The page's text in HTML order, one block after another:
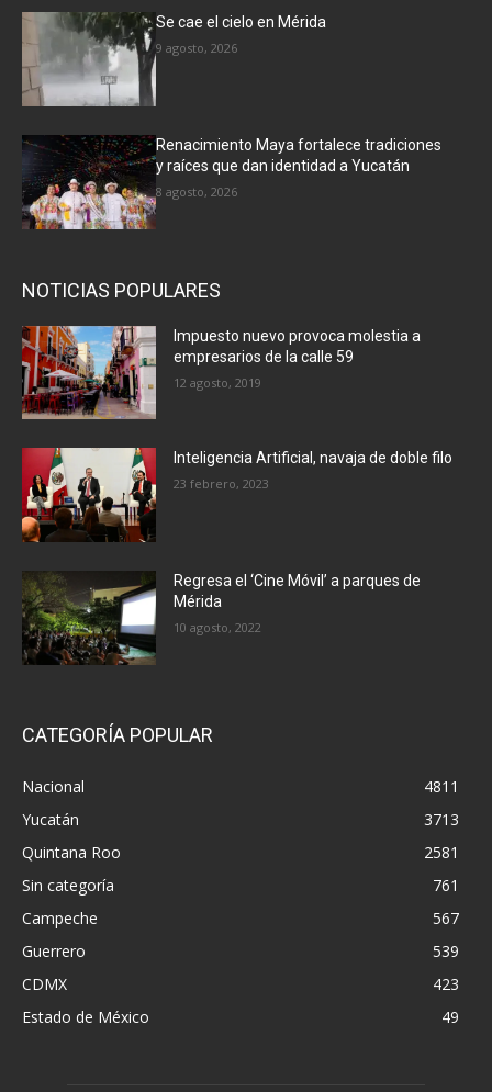
Se cae el cielo en Mérida
9 agosto, 2026
Renacimiento Maya fortalece tradiciones
y raíces que dan identidad a Yucatán
8 agosto, 2026
NOTICIAS POPULARES
Impuesto nuevo provoca molestia a
empresarios de la calle 59
12 agosto, 2019
Inteligencia Artificial, navaja de doble filo
23 febrero, 2023
Regresa el ‘Cine Móvil’ a parques de
Mérida
10 agosto, 2022
CATEGORÍA POPULAR
Nacional
4811
Yucatán
3713
Quintana Roo
2581
Sin categoría
761
Campeche
567
Guerrero
539
CDMX
423
Estado de México
49